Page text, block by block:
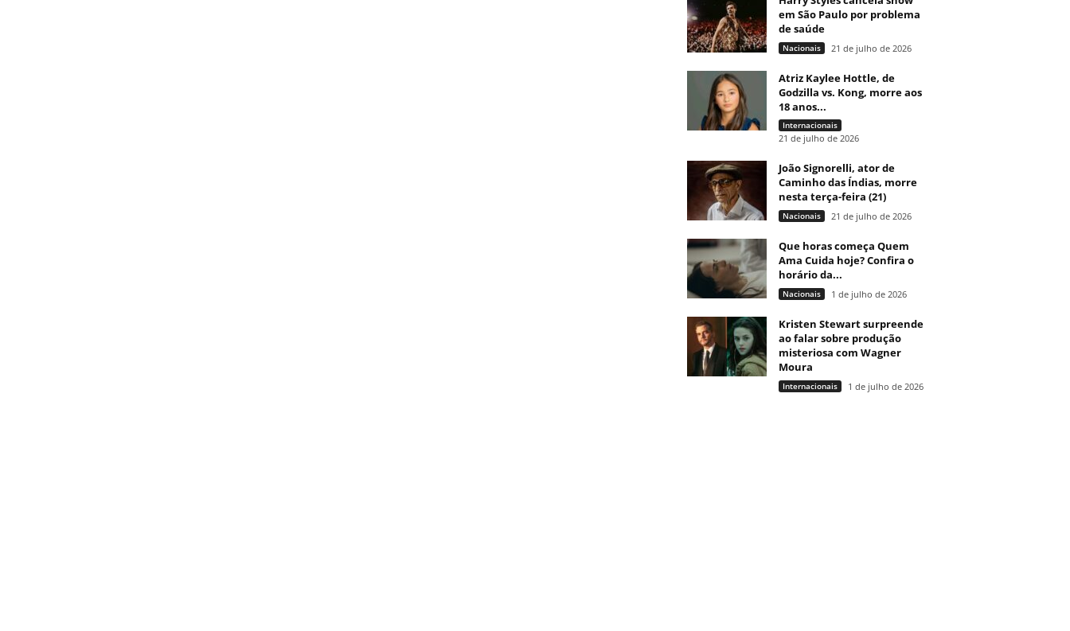
em São Paulo por problema
de saúde
Nacionais 21 de julho de 2026
Atriz Kaylee Hottle, de
Godzilla vs. Kong, morre aos
18 anos...
Internacionais
21 de julho de 2026
João Signorelli, ator de
Caminho das Índias, morre
nesta terça-feira (21)
Nacionais 21 de julho de 2026
Que horas começa Quem
Ama Cuida hoje? Confira o
horário da...
Nacionais 1 de julho de 2026
Kristen Stewart surpreende
ao falar sobre produção
misteriosa com Wagner
Moura
Internacionais 1 de julho de 2026